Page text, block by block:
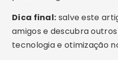
Artigos